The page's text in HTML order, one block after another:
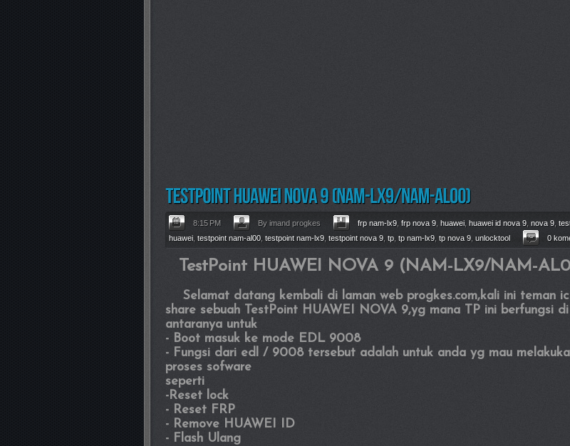
8:15 PM By imand progkes frp nam-lx9 frp nova 9 huawei huawei id nova 9 nova 9
huawei testpoint nam-al00 testpoint nam-lx9 testpoint nova 9 tp tp nam-lx9 tp nova 9 unlocktool 0
TestPoint HUAWEI NOVA 9 (NAM-LX9/NAM-
Selamat datang kembali di laman web progkes.com,kali ini teman
share sebuah TestPoint HUAWEI NOVA 9,yg mana TP ini berfungsi di
antaranya untuk
- Boot masuk ke mode EDL 9008
- Fungsi dari edl / 9008 tersebut adalah untuk anda yg mau
proses sofware
seperti
-Reset lock
- Reset FRP
- Remove HUAWEI ID
- Flash Ulang